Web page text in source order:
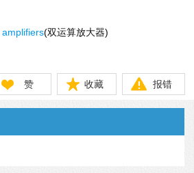
amplifiers(双运算放大器)
报错
收藏
赞